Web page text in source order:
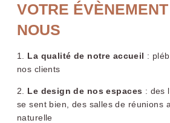
VOTRE
NOUS
1. La qualité de notre accueil :
nos clients
2. Le design de nos espaces : des
se sent bien, des salles de réunions
naturelle